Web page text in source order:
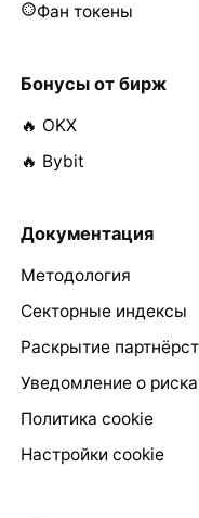
Фан токены
Бонусы от бирж
🔥 OKX
🔥 Bybit
Документация
Методология
Секторные индексы
Раскрытие
Уведомление о
Политика cookie
Настройки cookie